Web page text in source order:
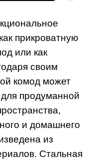
прикроватную
или как
своим
комод может
продуманной
и домашнего
из
Стальная